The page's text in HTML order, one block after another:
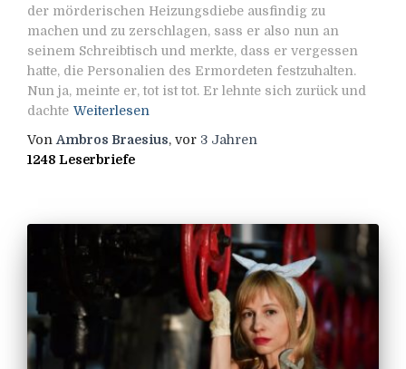
der mörderischen Heizungsdiebe ausfindig zu
machen und zu zerschlagen, sass er also nun an
seinem Schreibtisch und merkte, dass er vergessen
hatte, die Personalien des Ermordeten festzuhalten.
Nun ja, meinte er, tot ist tot. Er lehnte sich zurück und
dachte Weiterlesen
Von Ambros Braesius, vor 3 Jahren
1248 Leserbriefe